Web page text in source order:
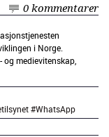
0 kommentarer
i Norge.
medievitenskap,
#WhatsApp